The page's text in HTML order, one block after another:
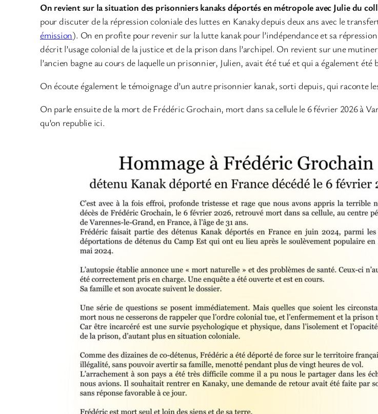
On revient sur la situation des prisonniers kanaks déportés en métropole avec Julie du
pour discuter de la répression coloniale des luttes en Kanaky depuis deux ans avec le
émission). On en profite pour revenir sur la lutte kanak pour l’indépendance et sa
décrit l’usage colonial de la justice et de la prison dans l’archipel. On revient sur une
l’ancien bagne au cours de laquelle un prisonnier, Julien, avait été tué et qui a également
On écoute également le témoignage d’un autre prisonnier kanak, sorti depuis, qui raconte
On parle ensuite de la mort de Frédéric Grochain, mort dans sa cellule le 6 février 2026 à
qu’on republie ici.